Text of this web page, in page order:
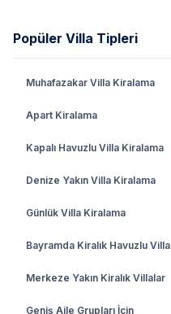
Popüler Villa Tipleri
Muhafazakar Villa Kiralama
Apart Kiralama
Kapalı Havuzlu Villa Kiralama
Denize Yakın Villa Kiralama
Günlük Villa Kiralama
Bayramda Kiralık Havuzlu Villa
Merkeze Yakın Kiralık Villalar
Geniş Aile Grupları İçin